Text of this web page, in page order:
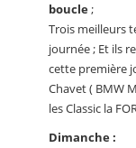
boucle;
Trois meilleurs
journée ; Et ils
cette première
Chavet ( BMW
les Classic la
Dimanche :